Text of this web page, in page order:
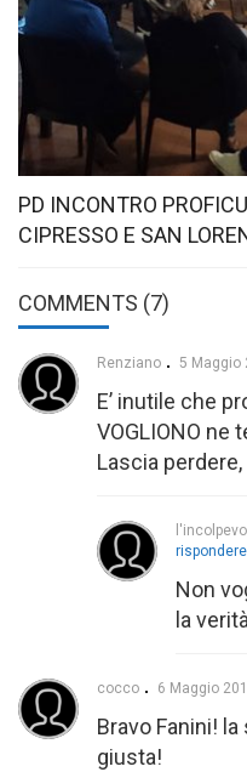
PD INCONTRO
CIPRESSO E SAN
COMMENTS (7)
Renziano 5 Maggio
E’ inutile che
VOGLIONO ne
Lascia
rispondere
Non
la
cocco 6 Maggio
Bravo Fanini!
giusta!